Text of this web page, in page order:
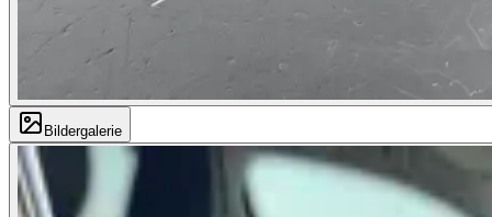
Bildergalerie